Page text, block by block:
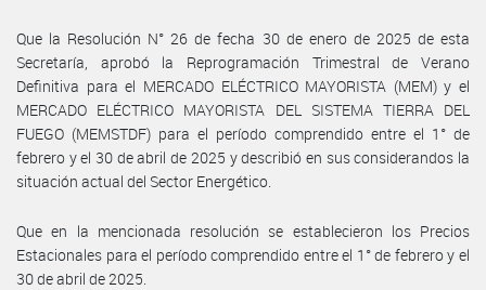
Que la Resolución N° 26 de fecha 30 de enero de 2025 de esta
Secretaría, aprobó la Reprogramación Trimestral de Verano
Definitiva para el MERCADO ELÉCTRICO MAYORISTA (MEM) y el
MERCADO ELÉCTRICO MAYORISTA DEL SISTEMA TIERRA DEL
FUEGO (MEMSTDF) para el período comprendido entre el 1° de
febrero y el 30 de abril de 2025 y describió en sus considerandos la
situación actual del Sector Energético.
Que en la mencionada resolución se establecieron los Precios
Estacionales para el período comprendido entre el 1° de febrero y el
30 de abril de 2025.